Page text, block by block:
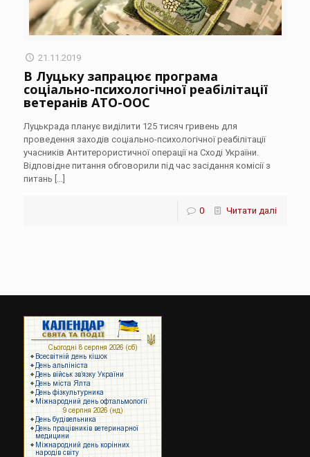
21.11.2019
В Луцьку запрацює програма
соціально-психологічної реабілітації
ветеранів АТО-ООС
Луцькрада планує виділити 125 тисяч гривень для
проведення заходів соціально-психологічної реабілітації
учасників Антитерористичної операції на Сході України.
Відповідне питання обговорили під час засідання комісії з
питань […]
0 Читати далі